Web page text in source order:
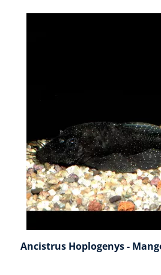
Ancistrus Hoplogenys -